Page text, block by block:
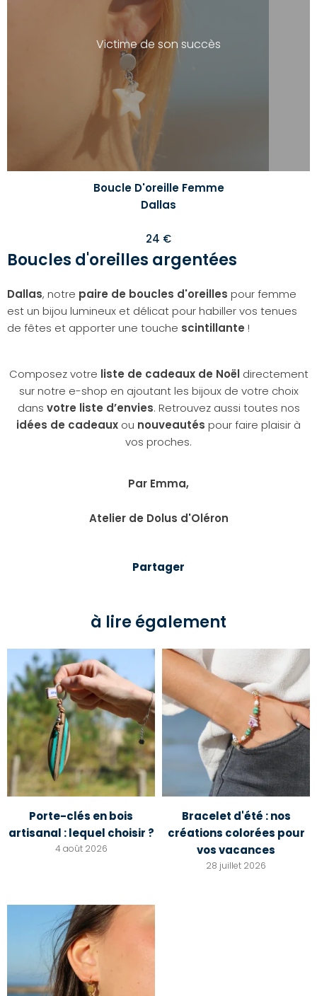
Boucles d'oreilles argentées
Dallas, notre paire de boucles d'oreilles pour femme
est un bijou lumineux et délicat pour habiller vos tenues
de fêtes et apporter une touche scintillante !
Victime de son succès
Boucle D'oreille Femme
Dallas
24 €
Composez votre liste de cadeaux de Noëldirectement
sur notre e-shop en ajoutant les bijoux de votre choix
dans votre liste d’envies. Retrouvez aussi toutes nos
idées de cadeaux ou nouveautés pour faire plaisir à
vos proches.
Par Emma,
Atelier de Dolus d'Oléron
Partager
à lire également
Porte-clés en bois
artisanal : lequel choisir ?
4 août 2026
Bracelet d'été : nos
créations colorées pour
vos vacances
28 juillet 2026